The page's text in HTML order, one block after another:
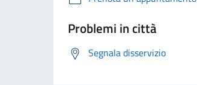
Problemi in città
Segnala disservizio